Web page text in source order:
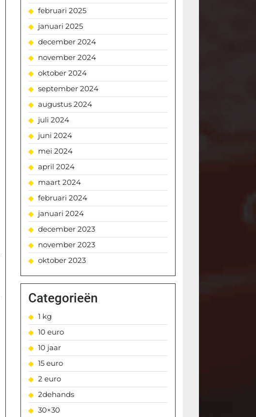
februari 2025
januari 2025
december 2024
november 2024
oktober 2024
september 2024
augustus 2024
juli 2024
juni 2024
mei 2024
april 2024
maart 2024
februari 2024
januari 2024
december 2023
november 2023
oktober 2023
Categorieën
1 kg
10 euro
10 jaar
15 euro
2 euro
2dehands
30×30